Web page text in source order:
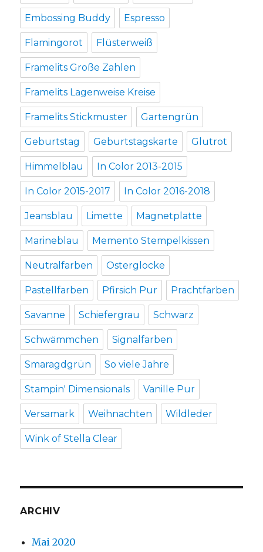
Embossing Buddy Espresso
Flamingorot Flüsterweiß
Framelits Große Zahlen
Framelits Lagenweise Kreise
Framelits Stickmuster Gartengrün
Geburtstag Geburtstagskarte Glutrot
Himmelblau In Color 2013-2015
In Color 2015-2017 In Color 2016-2018
Jeansblau Limette Magnetplatte
Marineblau Memento Stempelkissen
Neutralfarben Osterglocke
Pastellfarben Pfirsich Pur Prachtfarben
Savanne Schiefergrau Schwarz
Schwämmchen Signalfarben
Smaragdgrün So viele Jahre
Stampin' Dimensionals Vanille Pur
Versamark Weihnachten Wildleder
Wink of Stella Clear
ARCHIV
Mai 2020